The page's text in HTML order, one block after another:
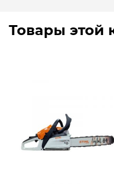
Товары этой